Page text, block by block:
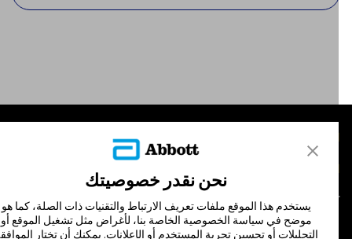
نحن نقدر خصوصيتك
يستخدم هذا الموقع ملفات تعريف الارتباط والتقنيات ذات الصلة، كما هو
موضح في سياسة الخصوصية الخاصة بنا، لأغراض مثل تشغيل الموقع أو
التحليلات أو تحسين تجربة المستخدم أو الإعلانات. يمكنك أن تختار الموافقة